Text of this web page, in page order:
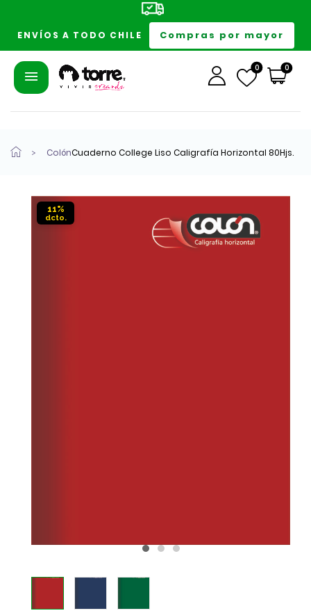
ENVÍOS A TODO CHILE Compras por mayor
0 0
ColónCuaderno College Liso Caligrafía Horizontal 80Hjs.
11%